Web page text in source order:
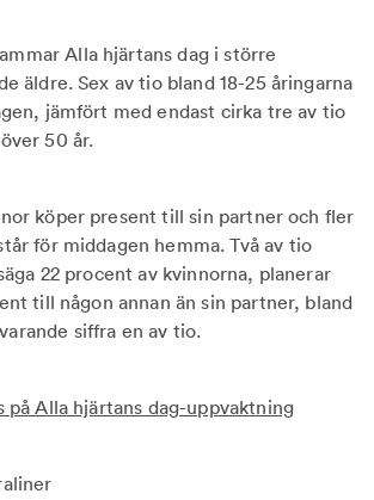
Alla hjärtans dag i större
äldre. Sex av tio bland 18-25 åringarna
jämfört med endast cirka tre av tio
50 år.
köper present till sin partner och fler
för middagen hemma. Två av tio
22 procent av kvinnorna, planerar
till någon annan än sin partner, bland
siffra en av tio.
på Alla hjärtans dag-uppvaktning